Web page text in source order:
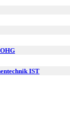
IST